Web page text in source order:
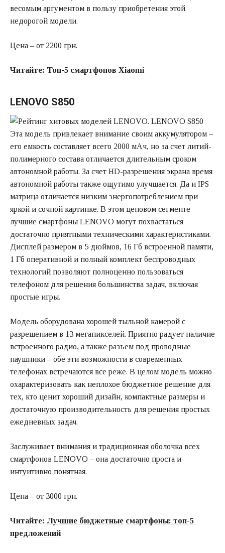
весомым аргументом в пользу приобретения этой
недорогой модели.
Цена – от 2200 грн.
Читайте: Топ-5 смартфонов Xiaomi
LENOVO S850
Эта модель привлекает внимание своим аккумулятором –
его емкость составляет всего 2000 мАч, но за счет литий-
полимерного состава отличается длительным сроком
автономной работы. За счет HD-разрешения экрана время
автономной работы также ощутимо улучшается. Да и IPS
матрица отличается низким энергопотреблением при
яркой и сочной картинке. В этом ценовом сегменте
лучшие смартфоны LENOVO могут похвастаться
достаточно приятными техническими характеристиками.
Дисплей размером в 5 дюймов, 16 Гб встроенной памяти,
1 Гб оперативной и полный комплект беспроводных
технологий позволяют полноценно пользоваться
телефоном для решения большинства задач, включая
простые игры.
Модель оборудована хорошей тыльной камерой с
разрешением в 13 мегапикселей. Приятно радует наличие
встроенного радио, а также разъем под проводные
наушники – обе эти возможности в современных
телефонах встречаются все реже. В целом модель можно
охарактеризовать как неплохое бюджетное решение для
тех, кто ценит хороший дизайн, компактные размеры и
достаточную производительность для решения простых
ежедневных задач.
Заслуживает внимания и традиционная оболочка всех
смартфонов LENOVO – она достаточно проста и
интуитивно понятная.
Цена – от 3000 грн.
Читайте: Лучшие бюджетные смартфоны: топ-5
предложений